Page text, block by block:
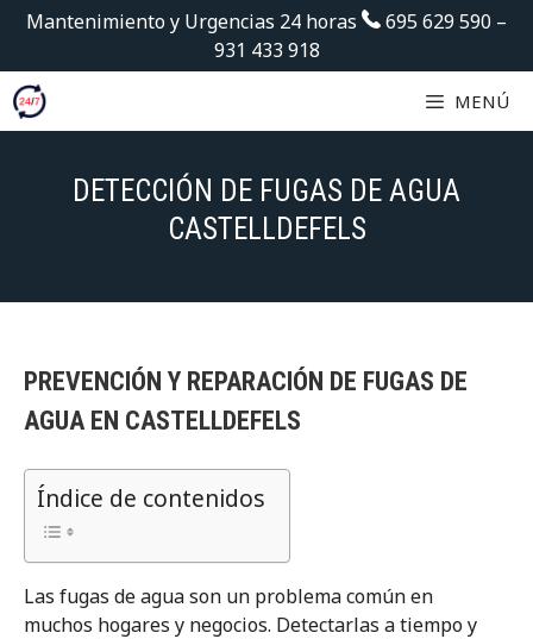
Saltar
contenido
Mantenimiento y Urgencias 24 horas 695 629 590 –
931 433 918
MENÚ
DETECCIÓN DE FUGAS DE AGUA
CASTELLDEFELS
PREVENCIÓN Y REPARACIÓN DE FUGAS DE
AGUA EN CASTELLDEFELS
Índice de contenidos
Las fugas de agua son un problema común en
muchos hogares y negocios. Detectarlas a tiempo y